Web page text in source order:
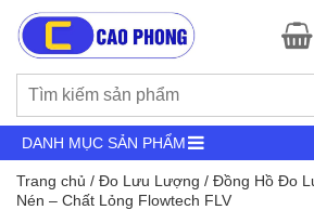
DANH MỤC SẢN PHẨM
Trang chủ / Đo Lưu Lượng / Đồng Hồ Đo
Nén – Chất Lỏng Flowtech FLV